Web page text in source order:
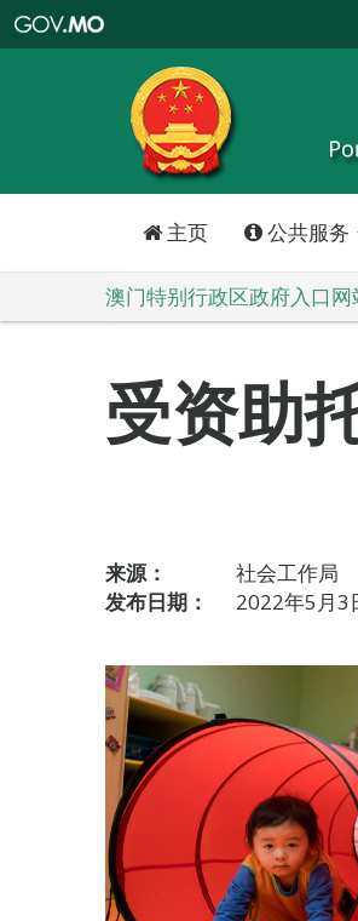
特
政
区
政
口
主页 公共服务
澳门特别行政区政府入口网
受资助
来源：
社会工作局
发布日期：
2022年5月3